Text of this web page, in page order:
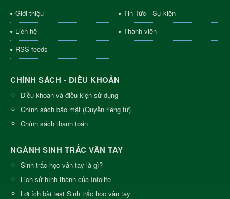
Giới thiệu
Tin Tức - Sự kiện
Liên hệ
Thành viên
RSS-feeds
CHÍNH SÁCH - ĐIỀU KHOẢN
Điều khoản và điều kiện sử dụng
Chính sách bảo mật (Quyền riêng tư)
Chính sách thanh toán
NGÀNH SINH TRẮC VÂN TAY
Sinh trắc học vân tay là gì?
Lịch sử hình thành của Infolife
Lợi ích bài test Sinh trắc học vân tay